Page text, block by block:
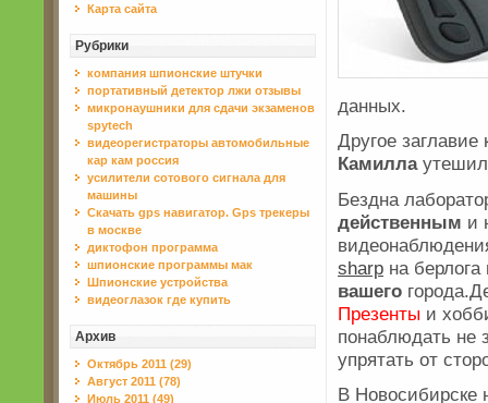
Карта сайта
Рубрики
компания шпионские штучки
портативный детектор лжи отзывы
микронаушники для сдачи экзаменов
spytech
видеорегистраторы автомобильные
кар кам россия
усилители сотового сигнала для
машины
Скачать gps навигатор. Gps трекеры
в москве
диктофон программа
шпионские программы мак
Шпионские устройства
видеоглазок где купить
Архив
Октябрь 2011 (29)
Август 2011 (78)
Июль 2011 (49)
данных.
Другое
Камилла
Бездна
действенным и
sharp на
вашего
Презенты и
понаблюдать не
упрятать от
В Новосибирске